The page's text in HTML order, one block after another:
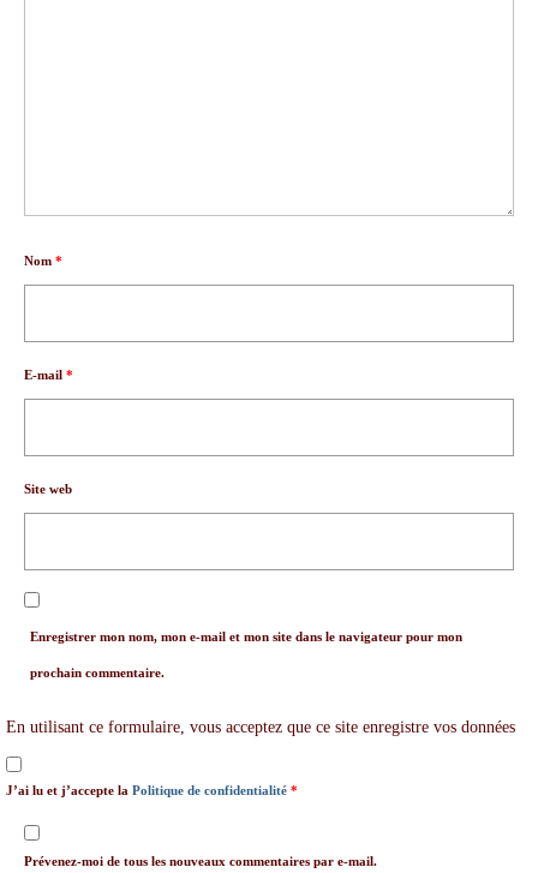
Nom *
E-mail *
Site web
Enregistrer mon nom, mon e-mail et mon site dans le navigateur pour mon
prochain commentaire.
En utilisant ce formulaire, vous acceptez que ce site enregistre vos données
J’ai lu et j’accepte la Politique de confidentialité *
Prévenez-moi de tous les nouveaux commentaires par e-mail.